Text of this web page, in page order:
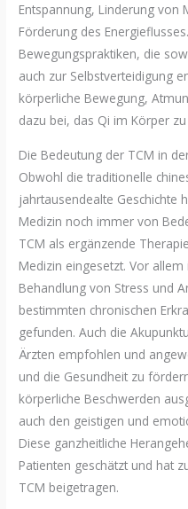
Entspannung, Linderung von
Förderung des
Bewegungspraktiken, die
auch zur Selbstverteidigung
körperliche Bewegung,
dazu bei, das Qi im Körper
Die Bedeutung der TCM in
Obwohl die traditionelle
jahrtausendealte Geschichte
Medizin noch immer von
TCM als ergänzende
Medizin eingesetzt. Vor
Behandlung von Stress und
bestimmten chronischen
gefunden. Auch die
Ärzten empfohlen und
und die Gesundheit zu
körperliche Beschwerden
auch den geistigen und
Diese ganzheitliche
Patienten geschätzt und hat
TCM beigetragen.